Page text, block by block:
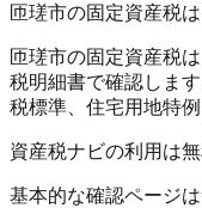
匝瑳市の固定資産税
匝瑳市の固定資産税
税明細書で確認しま
税標準、住宅用地特
資産税ナビの利用は
基本的な確認ページ